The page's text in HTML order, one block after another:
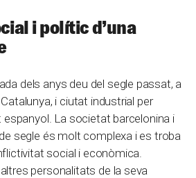
i polític d’una
dels anys deu del segle passat, a
i ciutat industrial per
espanyol. La societat barcelonina i
segle és molt complexa i es troba
social i econòmica.
personalitats de la seva